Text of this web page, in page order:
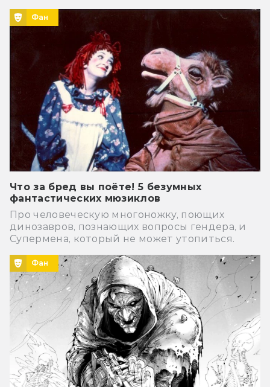
Фан
Что за бред вы поёте! 5 безумных
фантастических мюзиклов
Про человеческую многоножку, поющих
динозавров, познающих вопросы гендера, и
Супермена, который не может утопиться.
Фан